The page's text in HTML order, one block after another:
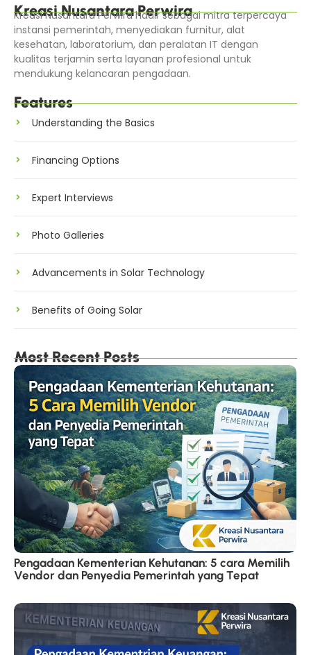
Kreasi Nusantara Perwira
Kreasi Nusantara Perwira hadir sebagai mitra terpercaya
instansi pemerintah, menyediakan furnitur, alat
kesehatan, laboratorium, dan peralatan IT dengan
kualitas terjamin serta layanan profesional untuk
mendukung kelancaran pengadaan.
Features
Understanding the Basics
Financing Options
Expert Interviews
Photo Galleries
Advancements in Solar Technology
Benefits of Going Solar
Most Recent Posts
Pengadaan Kementerian Kehutanan: 5 cara Memilih
Vendor dan Penyedia Pemerintah yang Tepat